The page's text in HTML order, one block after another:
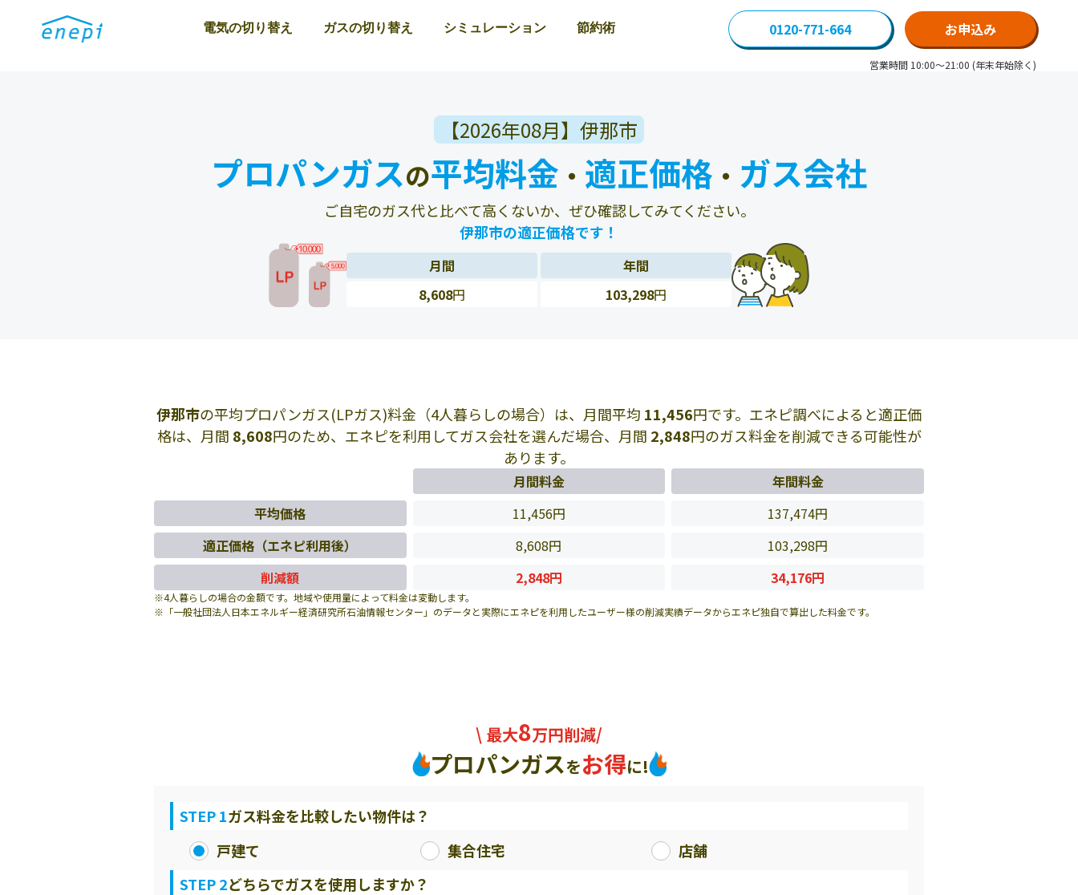
電気の切り替え ガスの切り替え シミュレーション 節約術 0120-771-664 お申込み
営業時間 10:00～21:00 (年末年始除く)
【2026年08月】伊那市
プロパンガスの平均料金 ・ 適正価格 ・ ガス会社
ご自宅のガス代と比べて高くないか、ぜひ確認してみてください。
伊那市の適正価格です！
月間
年間
8,608円 103,298円
伊那市の平均プロパンガス(LPガス)料金（4人暮らしの場合）は、月間平均 11,456円です。エネピ調べによると適正価
格は、月間 8,608円のため、エネピを利用してガス会社を選んだ場合、月間 2,848円のガス料金を削減できる可能性が
あります。
月間料金
年間料金
平均価格
11,456円
137,474円
適正価格（エネピ利用後）
8,608円
103,298円
削減額
2,848円 34,176円
※4人暮らしの場合の金額です。地域や使用量によって料金は変動します。
※「一般社団法人日本エネルギー経済研究所石油情報センター」のデータと実際にエネピを利用したユーザー様の削減実績データからエネピ独自で算出した料金です。
\ 最大8万円削減/
プロパンガスをお得に!
STEP 1ガス料金を比較したい物件は？
戸建て
集合住宅
店舗
STEP 2どちらでガスを使用しますか？